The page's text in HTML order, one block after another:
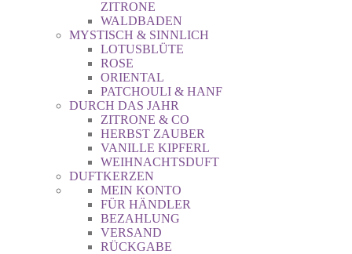
ZITRONE
WALDBADEN
MYSTISCH & SINNLICH
LOTUSBLÜTE
ROSE
ORIENTAL
PATCHOULI & HANF
DURCH DAS JAHR
ZITRONE & CO
HERBST ZAUBER
VANILLE KIPFERL
WEIHNACHTSDUFT
DUFTKERZEN
MEIN KONTO
FÜR HÄNDLER
BEZAHLUNG
VERSAND
RÜCKGABE